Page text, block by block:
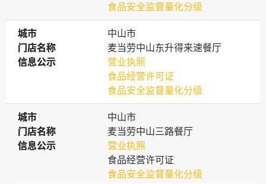
食品安全监督量化分级
城市
城市
中山市
门店名称
门店名称
麦当劳中山东升得来速餐厅
信息公示
信息公示
营业执照
食品经营许可证
食品安全监督量化分级
城市
城市
中山市
门店名称
门店名称
麦当劳中山三路餐厅
信息公示
信息公示
营业执照
食品经营许可证
食品安全监督量化分级